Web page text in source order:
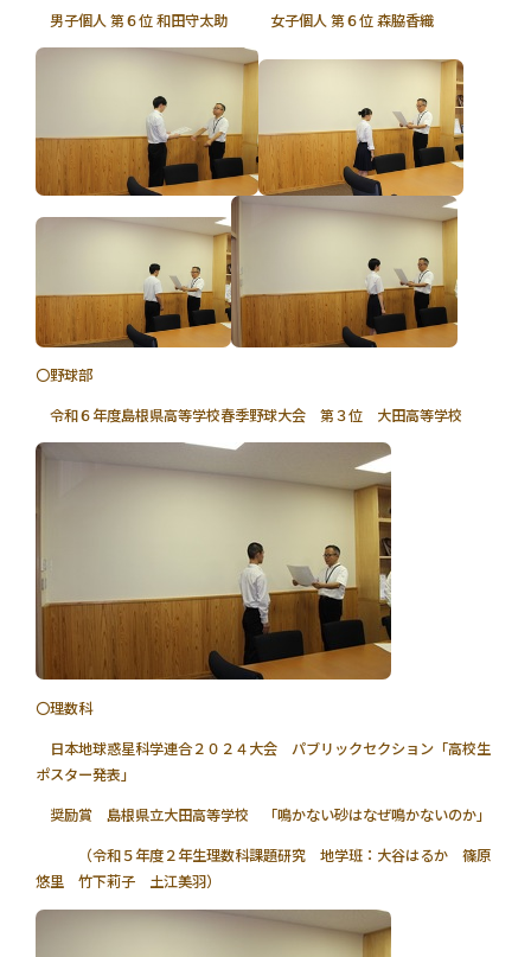
男子個人 第６位 和田守太助 女子個人 第６位 森脇香織
〇野球部
令和６年度島根県高等学校春季野球大会 第３位 大田高等学校
〇理数科
日本地球惑星科学連合２０２４大会 パブリックセクション「高校生
ポスター発表」
奨励賞 島根県立大田高等学校 「鳴かない砂はなぜ鳴かないのか」
（令和５年度２年生理数科課題研究 地学班：大谷はるか 篠原
悠里 竹下莉子 土江美羽）